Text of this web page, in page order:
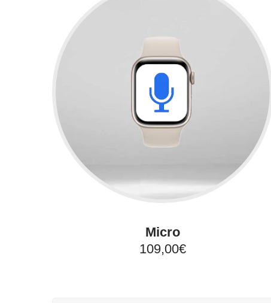
Micro
109,00€